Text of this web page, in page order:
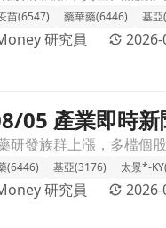
苗(6547)
藥華藥(6446) 基
研究員
時股價漲勢兇猛，國際
05 產業即時
氣。
(6446)
基亞(3176) 太景*-
研究員